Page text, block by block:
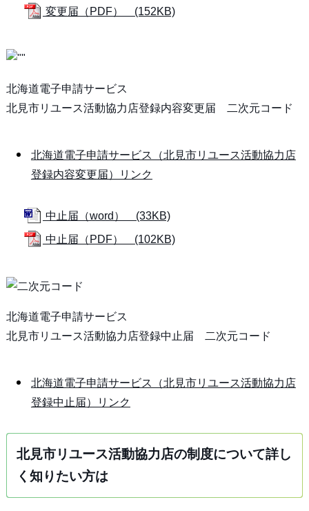
変更届（PDF） (152KB)
北海道電子申請サービス
北見市リユース活動協力店登録内容変更届 二次元コード
北海道電子申請サービス（北見市リユース活動協力店
登録内容変更届）リンク
中止届（word） (33KB)
中止届（PDF） (102KB)
北海道電子申請サービス
北見市リユース活動協力店登録中止届 二次元コード
北海道電子申請サービス（北見市リユース活動協力店
登録中止届）リンク
北見市リユース活動協力店の制度について詳し
く知りたい方は